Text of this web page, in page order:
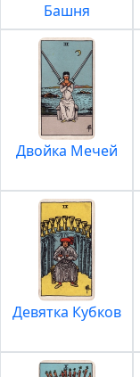
Башня
Двойка Мечей
Девятка Кубков